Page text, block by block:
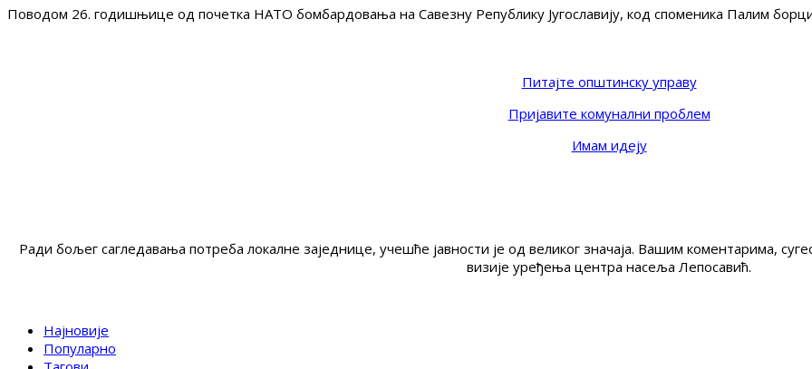
Поводом 26. годишњице од почетка НАТО бомбардовања на Савезну Републику Југославију, код споменика Палим
Питајте општинску управу
Пријавите комунални проблем
Имам идеју
Ради бољег сагледавања потреба локалне заједнице, учешће јавности је од великог значаја. Вашим коментарима,
визије уређења центра насеља Лепосавић.
Најновије
Популарно